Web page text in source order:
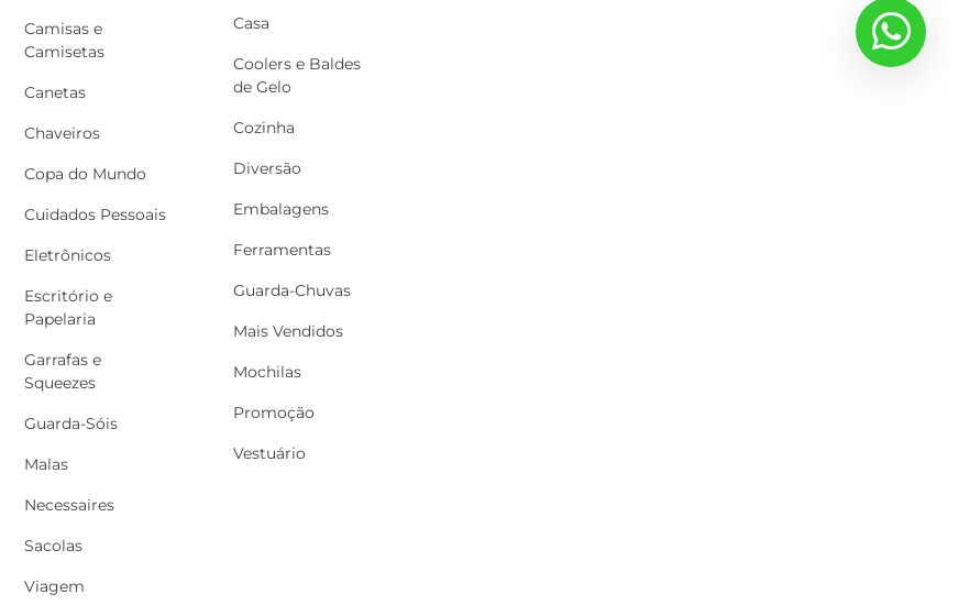
Camisas e
Camisetas
Canetas
Chaveiros
Copa do Mundo
Cuidados Pessoais
Eletrônicos
Escritório e
Papelaria
Garrafas e
Squeezes
Guarda-Sóis
Malas
Necessaires
Sacolas
Viagem
Casa
Coolers e Baldes
de Gelo
Cozinha
Diversão
Embalagens
Ferramentas
Guarda-Chuvas
Mais Vendidos
Mochilas
Promoção
Vestuário